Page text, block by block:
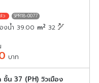
SPR18-0077
งน้ำ 39.00 m2 32
บาท
ชั้น 37 (PH) วิวเมือง